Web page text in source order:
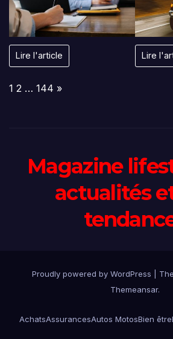
Lire l'article Lire
Page:
1 2 … 144 Next
»
Magazine
actualités
Proudly powered by WordPress
Themeansar.
AchatsAssurancesAutos MotosBien être